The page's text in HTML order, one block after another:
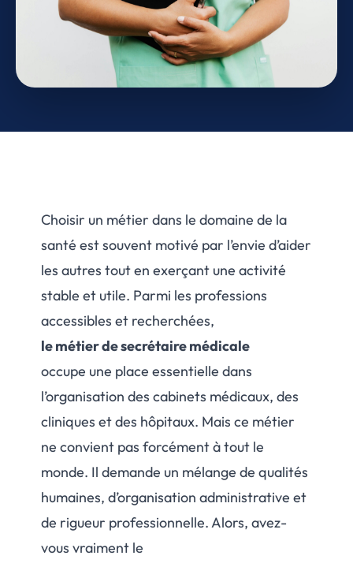
Choisir un métier dans le domaine de la
santé est souvent motivé par l’envie d’aider
les autres tout en exerçant une activité
stable et utile. Parmi les professions
accessibles et recherchées,
le métier de secrétaire médicale
occupe une place essentielle dans
l’organisation des cabinets médicaux, des
cliniques et des hôpitaux. Mais ce métier
ne convient pas forcément à tout le
monde. Il demande un mélange de qualités
humaines, d’organisation administrative et
de rigueur professionnelle. Alors, avez-
vous vraiment le